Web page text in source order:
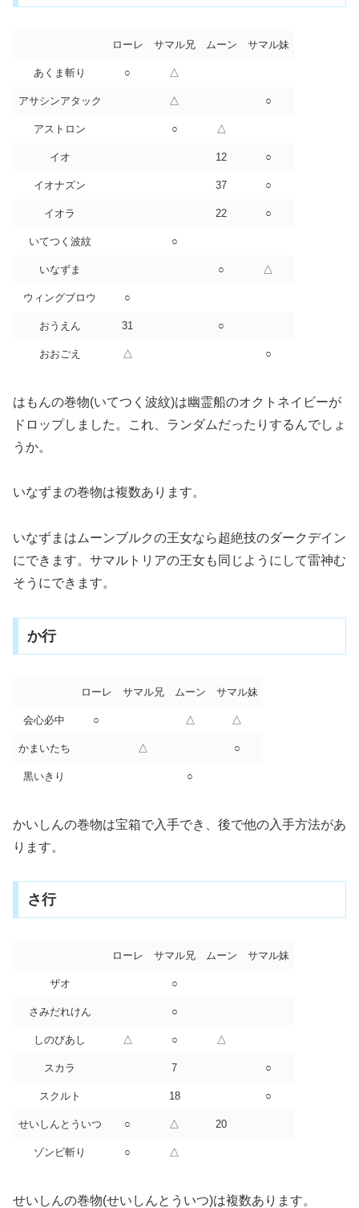
ローレ サマル兄 ムーン サマル妹
あくま斬り ○ △
アサシンアタック △ ○
アストロン ○ △
イオ 12 ○
イオナズン 37 ○
イオラ 22 ○
いてつく波紋 ○
いなずま ○ △
ウィングブロウ ○
おうえん 31 ○
おおごえ △ ○
はもんの巻物(いてつく波紋)は幽霊船のオクトネイビーが
ドロップしました。これ、ランダムだったりするんでしょ
うか。
いなずまの巻物は複数あります。
いなずまはムーンブルクの王女なら超絶技のダークデイン
にできます。サマルトリアの王女も同じようにして雷神む
そうにできます。
か行
ローレ サマル兄 ムーン サマル妹
会心必中 ○ △ △
かまいたち △ ○
黒いきり ○
かいしんの巻物は宝箱で入手でき、後で他の入手方法があ
ります。
さ行
ローレ サマル兄 ムーン サマル妹
ザオ ○
さみだれけん ○
しのびあし △ ○ △
スカラ 7 ○
スクルト 18 ○
せいしんとういつ ○ △ 20
ゾンビ斬り ○ △
せいしんの巻物(せいしんとういつ)は複数あります。